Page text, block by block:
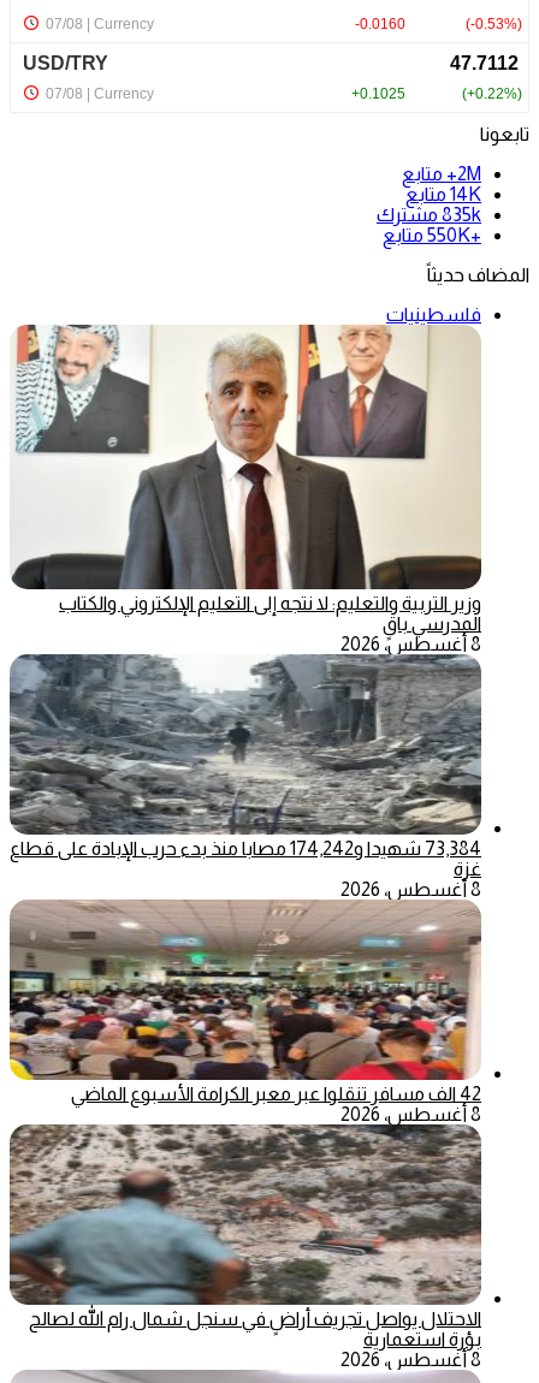
تابعونا
2M+
متابع
14K متابع
835k مشترك
+550K
متابع
المضاف حديثاً
فلسطينيات
وزير التربية والتعليم: لا نتجه إلى التعليم الإلكتروني والكتاب
المدرسي باقٍ
8 أغسطس، 2026
73,384 شهيدا و174,242 مصابا منذ بدء حرب الإبادة على قطاع
غزة
8 أغسطس، 2026
42 الف مسافر تنقلوا عبر معبر الكرامة الأسبوع الماضي
8 أغسطس، 2026
الاحتلال يواصل تجريف أراضٍ في سنجل شمال رام الله لصالح
بؤرة استعمارية
8 أغسطس، 2026